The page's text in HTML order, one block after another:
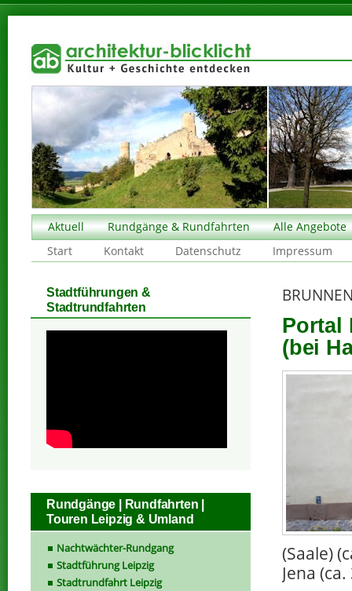
Aktuell Rundgänge & Rundfahrten
Alle Angebote
Start
Kontakt Datenschutz Impressum
Portal
(bei
(Saale)
Jena
Stadtführungen &
Stadtrundfahrten
Rundgänge | Rundfahrten |
Touren Leipzig & Umland
Nachtwächter-Rundgang
Stadtführung Leipzig
Stadtrundfahrt Leipzig